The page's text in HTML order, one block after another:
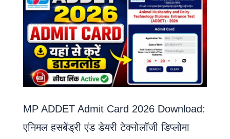
MP ADDET Admit Card 2026 Download:
एनिमल हसबेंड्री एंड डेयरी टेक्नोलॉजी डिप्लोमा